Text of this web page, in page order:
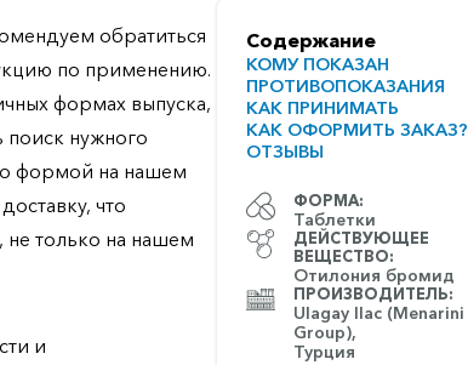
Содержание
КОМУ ПОКАЗАН
ПРОТИВОПОКАЗАНИЯ
КАК ПРИНИМАТЬ
КАК ОФОРМИТЬ ЗАКАЗ?
ОТЗЫВЫ
ФОРМА:
Таблетки
ДЕЙСТВУЮЩЕЕ
ВЕЩЕСТВО:
Отилония бромид
ПРОИЗВОДИТЕЛЬ:
Ulagay Ilac (Menarini
Group),
Турция
обратиться
по применению.
формах выпуска,
поиск нужного
формой на нашем
что
только на нашем
и